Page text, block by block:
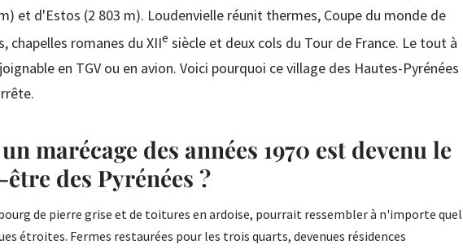
et d'Estos (2 803 m). Loudenvielle réunit thermes, Coupe du monde de
chapelles romanes du XIIe siècle et deux cols du Tour de France. Le tout à
en TGV ou en avion. Voici pourquoi ce village des Hautes-Pyrénées
marécage des années 1970 est devenu le
des Pyrénées ?
de pierre grise et de toitures en ardoise, pourrait ressembler à n'importe quel
étroites. Fermes restaurées pour les trois quarts, devenues résidences